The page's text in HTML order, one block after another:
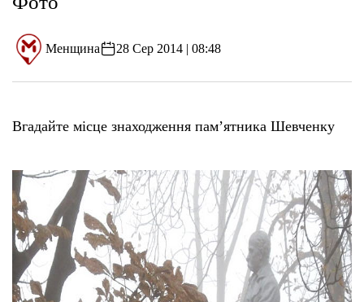
Менщина 28 Сер 2014 | 08:48
Вгадайте місце знаходження пам’ятника Шевченку